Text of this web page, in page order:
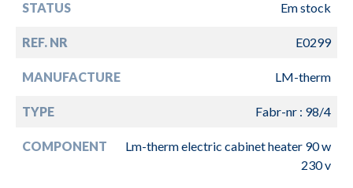
STATUS Em stock
REF. NR E0299
MANUFACTURE LM-therm
TYPE Fabr-nr : 98/4
COMPONENT
Lm-therm electric cabinet heater 90 w
230 v